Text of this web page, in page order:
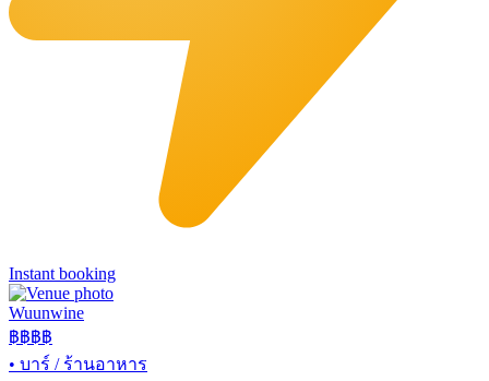
Instant booking
Wuunwine
฿฿฿฿
• บาร์ / ร้านอาหาร